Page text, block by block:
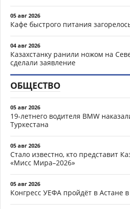
05 авг 2026
Кафе быстрого питания
04 авг 2026
Казахстанку ранили ножом на
сделали заявление
ОБЩЕСТВО
05 авг 2026
19-летнего водителя BMW
Туркестана
05 авг 2026
Стало известно, кто представит
«Мисс Мира–2026»
05 авг 2026
Конгресс УЕФА пройдёт в Астане в